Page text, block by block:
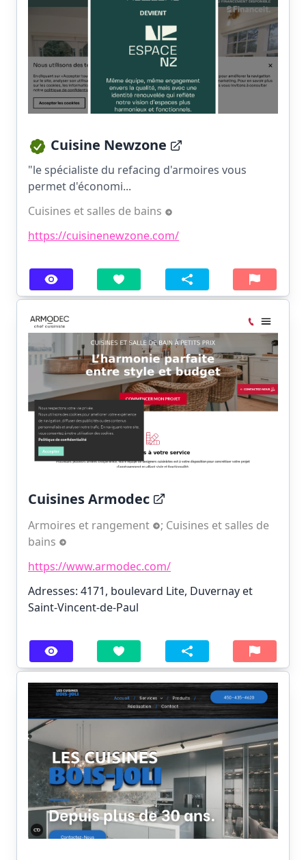
Cuisine Newzone
"le spécialiste du refacing d'armoires vous
permet d'économi...
Cuisines et salles de bains
https://cuisinenewzone.com/
Cuisines Armodec
Armoires et rangement ; Cuisines et salles de
bains
https://www.armodec.com/
Adresses: 4171, boulevard Lite, Duvernay et
Saint-Vincent-de-Paul